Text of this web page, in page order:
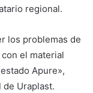
regional.
los problemas de
el material
Apure»,
de Uraplast.